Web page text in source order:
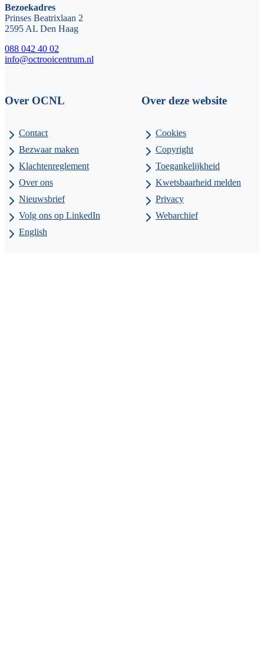
Bezoekadres
Prinses Beatrixlaan 2
2595 AL Den Haag
088 042 40 02
info@octrooicentrum.nl
Over OCNL
Contact
Bezwaar maken
Klachtenreglement
Over ons
Nieuwsbrief
Volg ons op LinkedIn
English
Over deze website
Cookies
Copyright
Toegankelijkheid
Kwetsbaarheid melden
Privacy
Webarchief